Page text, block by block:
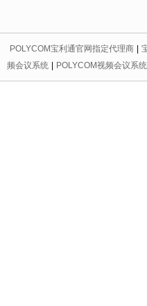
POLYCOM宝利通官网指定代理商
频会议系统
POLYCOM视频会议系
代理商 | 宝利通会议电话区域总代理 |